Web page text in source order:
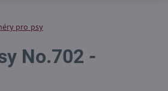
pro psy
No.702 -